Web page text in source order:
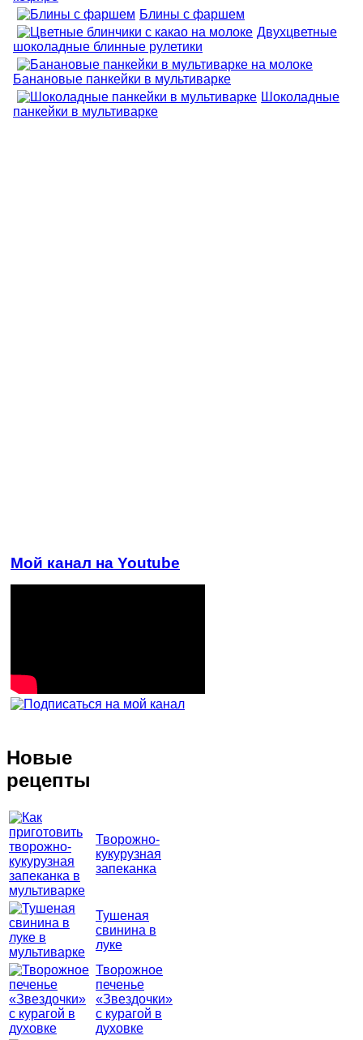
Блины с фаршем
Двухцветные
шоколадные блинные рулетики
Банановые панкейки в мультиварке
Шоколадные
панкейки в мультиварке
Мой канал на Youtube
Новые
рецепты
Творожно-
кукурузная
запеканка
Тушеная
свинина в
луке
Творожное
печенье
«Звездочки»
с курагой в
духовке